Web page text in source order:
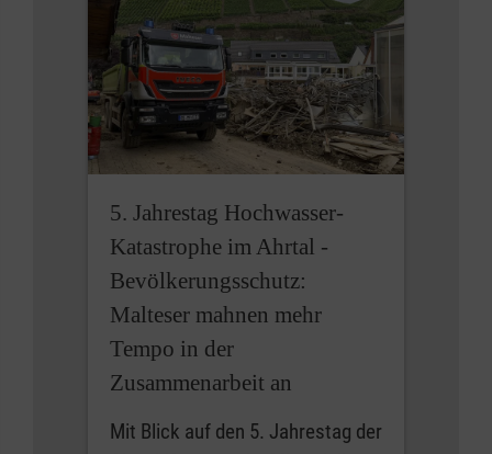
5. Jahrestag Hochwasser-
Katastrophe im Ahrtal -
Bevölkerungsschutz:
Malteser mahnen mehr
Tempo in der
Zusammenarbeit an
Mit Blick auf den 5. Jahrestag der